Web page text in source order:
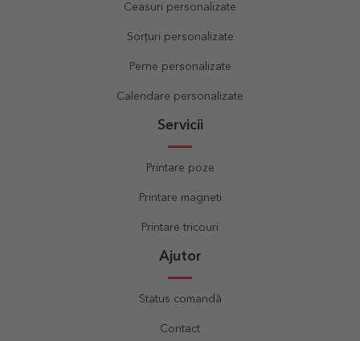
Ceasuri personalizate
Sorțuri personalizate
Perne personalizate
Calendare personalizate
Servicii
Printare poze
Printare magneti
Printare tricouri
Ajutor
Status comandă
Contact